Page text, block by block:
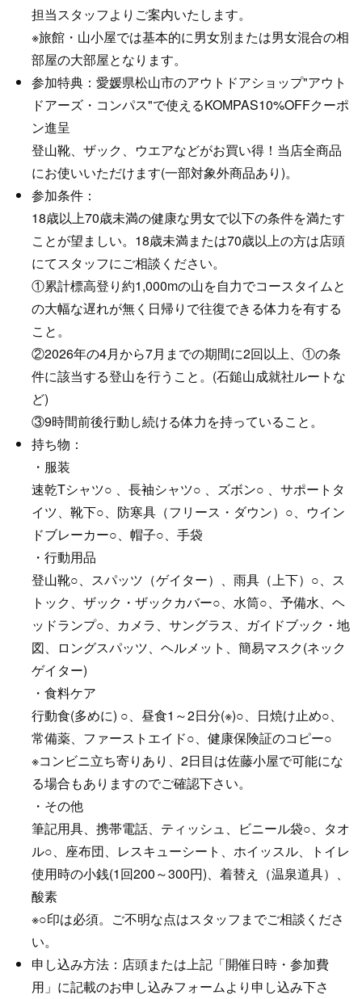
担当スタッフよりご案内いたします。
※旅館・山小屋では基本的に男女別または男女混合の相
部屋の大部屋となります。
参加特典：愛媛県松山市のアウトドアショップ"アウト
ドアーズ・コンパス"で使えるKOMPAS10%OFFクーポ
ン進呈
登山靴、ザック、ウエアなどがお買い得！当店全商品
にお使いいただけます(一部対象外商品あり)。
参加条件：
18歳以上70歳未満の健康な男女で以下の条件を満たす
ことが望ましい。18歳未満または70歳以上の方は店頭
にてスタッフにご相談ください。
①累計標高登り約1,000mの山を自力でコースタイムと
の大幅な遅れが無く日帰りで往復できる体力を有する
こと。
②2026年の4月から7月までの期間に2回以上、①の条
件に該当する登山を行うこと。(石鎚山成就社ルートな
ど)
③9時間前後行動し続ける体力を持っていること。
持ち物：
・服装
速乾Tシャツ○ 、長袖シャツ○ 、ズボン○ 、サポートタ
イツ、靴下○、防寒具（フリース・ダウン）○、ウイン
ドブレーカー○、帽子○、手袋
・行動用品
登山靴○、スパッツ（ゲイター）、雨具（上下）○、ス
トック、ザック・ザックカバー○、水筒○、予備水、ヘ
ッドランプ○、カメラ、サングラス、ガイドブック・地
図、ロングスパッツ、ヘルメット、簡易マスク(ネック
ゲイター)
・食料ケア
行動食(多めに) ○、昼食1～2日分(※)○、日焼け止め○、
常備薬、ファーストエイド○、健康保険証のコピー○
※コンビニ立ち寄りあり、2日目は佐藤小屋で可能にな
る場合もありますのでご確認下さい。
・その他
筆記用具、携帯電話、ティッシュ、ビニール袋○、タオ
ル○、座布団、レスキューシート、ホイッスル、トイレ
使用時の小銭(1回200～300円)、着替え（温泉道具）、
酸素
※○印は必須。ご不明な点はスタッフまでご相談くださ
い。
申し込み方法：店頭または上記「開催日時・参加費
用」に記載のお申し込みフォームより申し込み下さ